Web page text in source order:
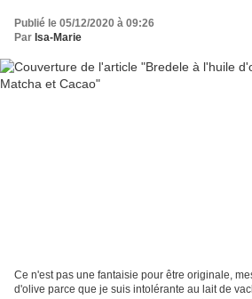
Publié le 05/12/2020 à 09:26
Par Isa-Marie
Ce n'est pas une fantaisie pour être originale,
d'olive parce que je suis intolérante au lait de